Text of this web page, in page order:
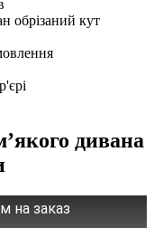
дивана
на заказ